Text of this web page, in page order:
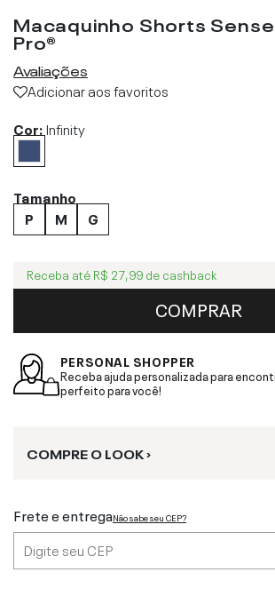
Macaquinho Shorts Sense
Pro®
Avaliações
Adicionar aos favoritos
Cor:Infinity
Tamanho
P
M G
Receba até R$ 27,99 de cashback
COMPRAR
PERSONAL SHOPPER
Receba ajuda personalizada para
perfeito para você!
COMPRE O LOOK ›
Frete e entregaNão sabe seu CEP?